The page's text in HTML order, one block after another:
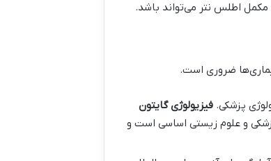
اطلس نتر می‌تواند باشد.
ضروری است.
پزشکی.فیزیولوژی گایتون
و علوم زیستی اساسی است و